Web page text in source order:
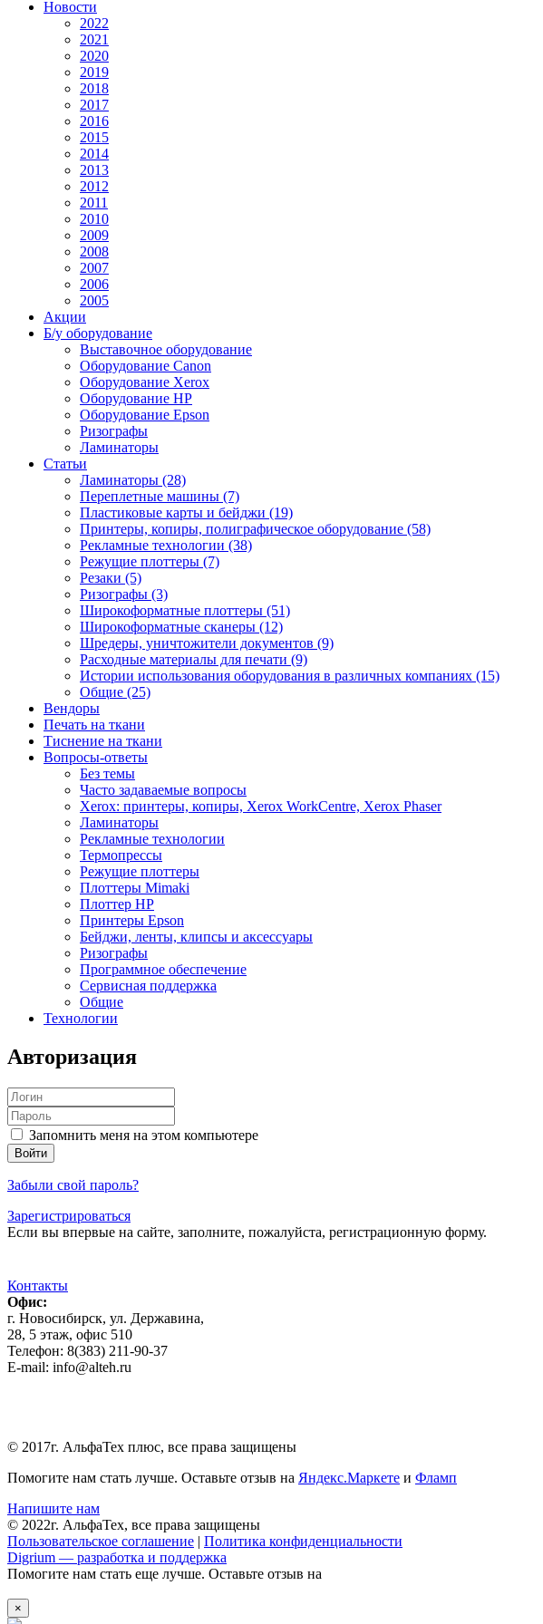
Новости
2022
2021
2020
2019
2018
2017
2016
2015
2014
2013
2012
2011
2010
2009
2008
2007
2006
2005
Акции
Б/у оборудование
Выставочное оборудование
Оборудование Canon
Оборудование Xerox
Оборудование HP
Оборудование Epson
Ризографы
Ламинаторы
Статьи
Ламинаторы (28)
Переплетные машины (7)
Пластиковые карты и бейджи (19)
Принтеры, копиры, полиграфическое оборудование (58)
Рекламные технологии (38)
Режущие плоттеры (7)
Резаки (5)
Ризографы (3)
Широкоформатные плоттеры (51)
Широкоформатные сканеры (12)
Шредеры, уничтожители документов (9)
Расходные материалы для печати (9)
Истории использования оборудования в различных компаниях (15)
Общие (25)
Вендоры
Печать на ткани
Тиснение на ткани
Вопросы-ответы
Без темы
Часто задаваемые вопросы
Xerox: принтеры, копиры, Xerox WorkCentre, Xerox Phaser
Ламинаторы
Рекламные технологии
Термопрессы
Режущие плоттеры
Плоттеры Mimaki
Плоттер HP
Принтеры Epson
Бейджи, ленты, клипсы и аксессуары
Ризографы
Программное обеспечение
Сервисная поддержка
Общие
Технологии
Авторизация
Запомнить меня на этом компьютере
Забыли свой пароль?
Зарегистрироваться
Если вы впервые на сайте, заполните, пожалуйста, регистрационную форму.
Контакты
Офис:
г. Новосибирск, ул. Державина,
28, 5 этаж, офис 510
Телефон: 8(383) 211-90-37
E-mail: info@alteh.ru
© 2017г. АльфаТех плюс, все права защищены
Помогите нам стать лучше. Оставьте отзыв на Яндекс.Маркете и Фламп
Напишите нам
© 2022г. АльфаТех, все права защищены
Пользовательское соглашение | Политика конфиденциальности
Digrium — разработка и поддержка
Помогите нам стать еще лучше. Оставьте отзыв на
×